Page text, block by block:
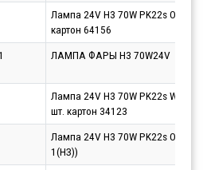
Лампа 24V H3 70W PK22s OSRAM
картон 64156
ЛАМПА ФАРЫ H3 70W24V
Лампа 24V H3 70W PK22s
шт. картон 34123
Лампа 24V H3 70W PK22s
1(НЗ))